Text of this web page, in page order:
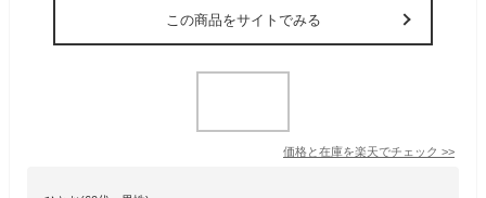
この商品をサイトでみる
価格と在庫を楽天でチェック >>